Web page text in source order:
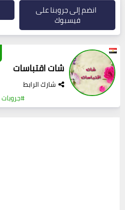
انضم إلى جروبنا على
فيسبوك
شات اقتباسات
شارك الرابط